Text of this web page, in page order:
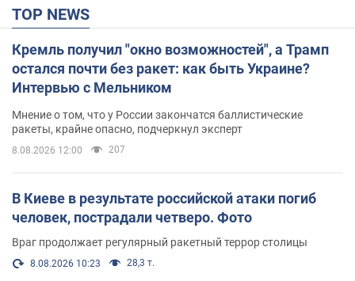
TOP NEWS
Кремль получил "окно возможностей", а Трамп
остался почти без ракет: как быть Украине?
Интервью с Мельником
Мнение о том, что у России закончатся баллистические
ракеты, крайне опасно, подчеркнул эксперт
8.08.2026 12:00 207
В Киеве в результате российской атаки погиб
человек, пострадали четверо. Фото
Враг продолжает регулярный ракетный террор столицы
8.08.2026 10:23 28,3 т.